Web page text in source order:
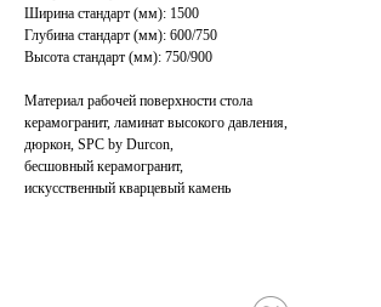
Ширина стандарт (мм): 1500
Глубина стандарт (мм): 600/750
Высота стандарт (мм): 750/900
Материал рабочей поверхности стола
керамогранит, ламинат высокого давления,
дюркон, SPC by Durcon,
бесшовный керамогранит,
искусственный кварцевый камень